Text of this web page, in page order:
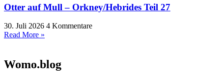
Otter auf Mull – Orkney/Hebrides Teil 27
30. Juli 2026 4 Kommentare
Read More »
Womo.blog